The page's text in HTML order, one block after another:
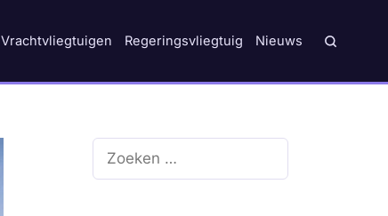
Vrachtvliegtuigen Regeringsvliegtuig Nieuws
Zoek